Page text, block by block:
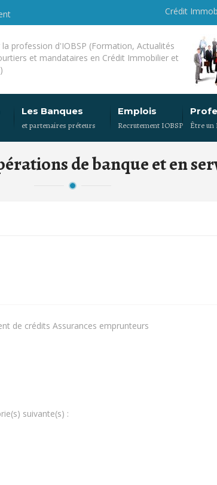
Crédit
profession d'IOBSP (Formation, Actualités
et mandataires en Crédit Immobilier et
Les Banques
et partenaires préteurs
Emplois
Recrutement IOBSP Être un
de banque et en
de crédits Assurances emprunteurs
suivante(s) :